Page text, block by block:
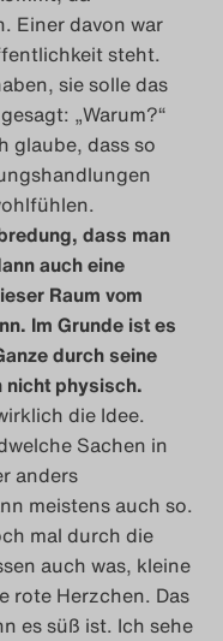
Einer davon war
steht.
sie solle das
„Warum?“
glaube, dass so
dass man
auch eine
Raum vom
Im Grunde ist es
durch seine
nicht physisch.
die Idee.
Sachen in
anders
meistens auch so.
mal durch die
auch was, kleine
rote Herzchen. Das
es süß ist. Ich sehe